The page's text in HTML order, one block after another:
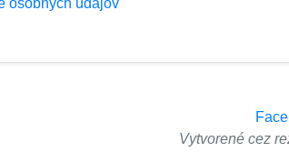
osobných údajov
Vytvorené cez